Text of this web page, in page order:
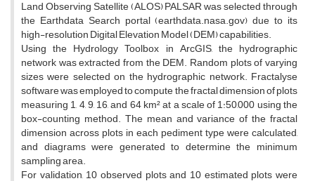
Land Observing Satellite (ALOS) PALSAR was selected through
the Earthdata Search portal (earthdata.nasa.gov) due to its
high-resolution Digital Elevation Model (DEM) capabilities.
Using the Hydrology Toolbox in ArcGIS, the hydrographic
network was extracted from the DEM. Random plots of varying
sizes were selected on the hydrographic network. Fractalyse
software was employed to compute the fractal dimension of plots
measuring 1, 4, 9, 16, and 64 km² at a scale of 1:50,000 using the
box-counting method. The mean and variance of the fractal
dimension across plots in each pediment type were calculated,
and diagrams were generated to determine the minimum
sampling area.
For validation, 10 observed plots and 10 estimated plots were